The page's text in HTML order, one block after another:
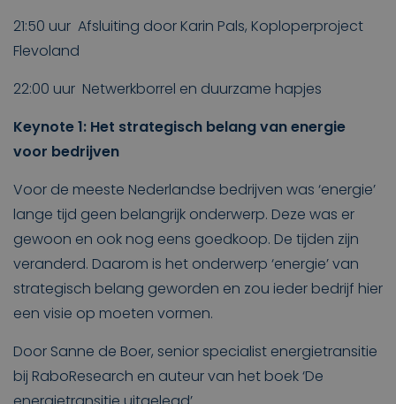
21:50 uur Afsluiting door Karin Pals, Koploperproject
Flevoland
22:00 uur Netwerkborrel en duurzame hapjes
Keynote 1: Het strategisch belang van energie
voor bedrijven
Voor de meeste Nederlandse bedrijven was ‘energie’
lange tijd geen belangrijk onderwerp. Deze was er
gewoon en ook nog eens goedkoop. De tijden zijn
veranderd. Daarom is het onderwerp ‘energie’ van
strategisch belang geworden en zou ieder bedrijf hier
een visie op moeten vormen.
Door Sanne de Boer, senior specialist energietransitie
bij RaboResearch en auteur van het boek ‘De